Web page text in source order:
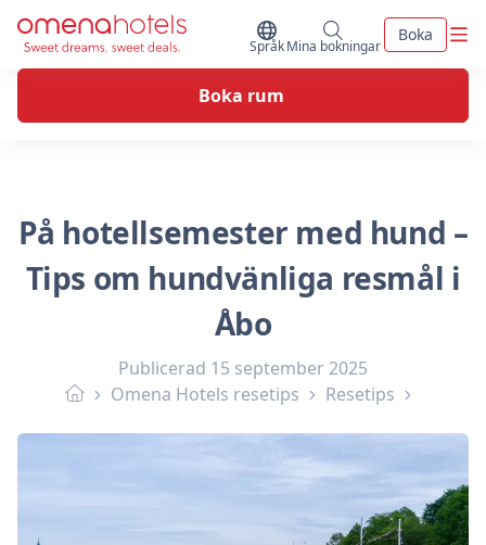
Skip to content
Byt Språk
Språk Mina bokningar
Mina bokningar
Boka
Boka rum
På hotellsemester med hund –
Tips om hundvänliga resmål i
Åbo
Publicerad 15 september 2025
Omena Hotels resetips
Resetips